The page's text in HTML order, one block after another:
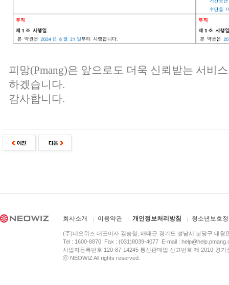
피망(Pmang)은 앞으로도 더욱 신뢰받는 서비
하겠습니다.
감사합니다.
회사소개 이용약관 개인정보처리방침 청소년보호
(주)네오위즈 대표이사 김승철, 배태근 경기도 성남시 분당구 대왕
Tel : 1600-8870 Fax : (031)8039-4077 E-mail :
사업자등록번호 120-87-14245 통신판매업 신고번호 제 2010-경
ⓒ NEOWIZ All rights reserved.